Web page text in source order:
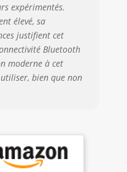
expérimentés.
élevé, sa
justifient cet
Bluetooth
moderne à cet
bien que non